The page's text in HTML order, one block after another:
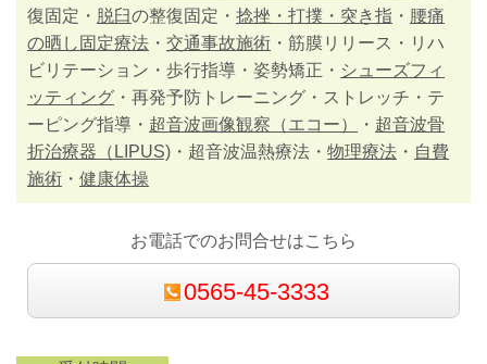
復固定・ 脱臼の整復固定・ 捻挫・打撲・突き指 ・ 腰痛
の晒し固定療法 ・ 交通事故施術 ・筋膜リリース・リハ
ビリテーション・歩行指導・姿勢矯正・ シューズフィ
ッティング ・再発予防トレーニング・ストレッチ・テ
ーピング指導・ 超音波画像観察（エコー） ・ 超音波骨
折治療器（LIPUS) ・超音波温熱療法・ 物理療法 ・ 自費
施術 ・ 健康体操
お電話でのお問合せはこちら
0565-45-3333